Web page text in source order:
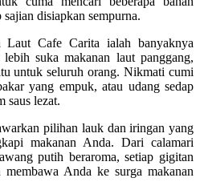
disiapkan sempurna.
Cafe Carita ialah banyaknya
suka makanan laut panggang,
untuk seluruh orang. Nikmati cumi
yang empuk, atau udang sedap
saus lezat.
pilihan lauk dan iringan yang
makanan Anda. Dari calamari
putih beraroma, setiap gigitan
Anda ke surga makanan